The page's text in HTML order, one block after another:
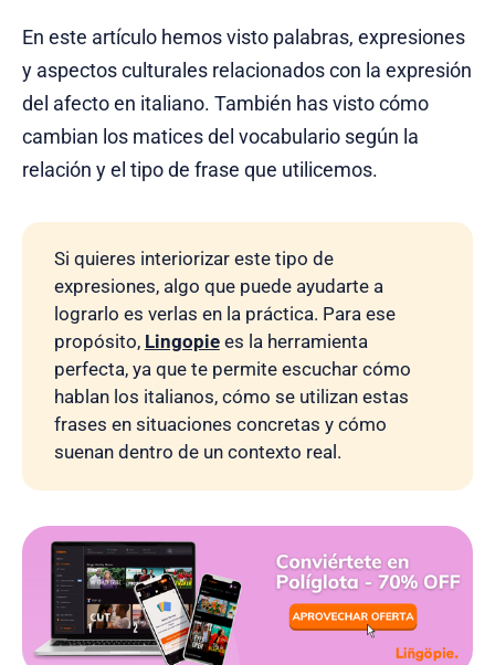
En este artículo hemos visto palabras, expresiones
y aspectos culturales relacionados con la expresión
del afecto en italiano. También has visto cómo
cambian los matices del vocabulario según la
relación y el tipo de frase que utilicemos.
Si quieres interiorizar este tipo de
expresiones, algo que puede ayudarte a
lograrlo es verlas en la práctica. Para ese
propósito, Lingopiees la herramienta
perfecta, ya que te permite escuchar cómo
hablan los italianos, cómo se utilizan estas
frases en situaciones concretas y cómo
suenan dentro de un contexto real.